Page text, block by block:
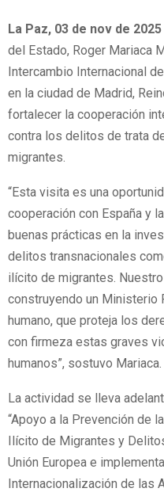
La Paz, 03 de nov de 2025
del Estado, Roger Mariaca
Intercambio Internacional
en la ciudad de Madrid,
fortalecer la cooperación
contra los delitos de trata
migrantes.
“Esta visita es una
cooperación con España y
buenas prácticas en la
delitos transnacionales
ilícito de migrantes.
construyendo un Ministerio
humano, que proteja los
con firmeza estas graves
humanos”, sostuvo Mariaca.
La actividad se lleva
“Apoyo a la Prevención de
Ilícito de Migrantes y
Unión Europea e
Internacionalización de las